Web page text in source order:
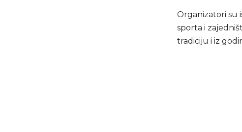
Organizatori su
sporta i
tradiciju i iz